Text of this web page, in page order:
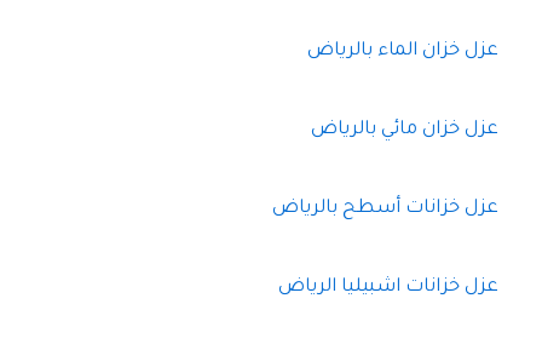
عزل خزان الماء بالرياض
عزل خزان مائي بالرياض
عزل خزانات أسطح بالرياض
عزل خزانات اشبيليا الرياض